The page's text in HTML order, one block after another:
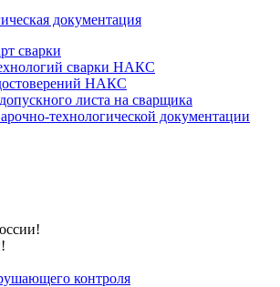
документация
сварки
сварки НАКС
НАКС
листа на сварщика
технологической документации
контроля